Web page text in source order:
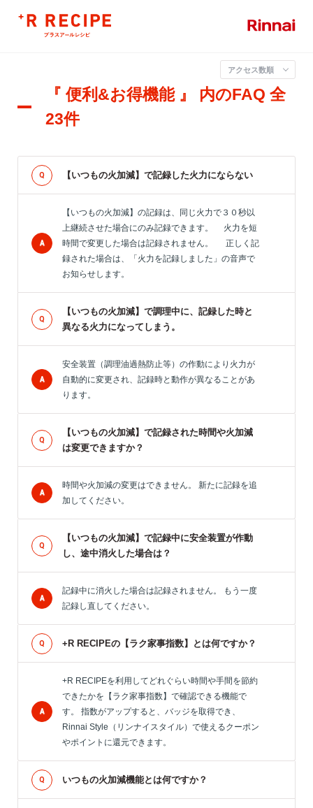
アクセス数順
『 便利&お得機能 』 内のFAQ 全
23件
【いつもの火加減】で記録した火力にならない
【いつもの火加減】の記録は、同じ火力で３０秒以
上継続させた場合にのみ記録できます。 火力を短
時間で変更した場合は記録されません。 正しく記
録された場合は、「火力を記録しました」の音声で
お知らせします。
【いつもの火加減】で調理中に、記録した時と
異なる火力になってしまう。
安全装置（調理油過熱防止等）の作動により火力が
自動的に変更され、記録時と動作が異なることがあ
ります。
【いつもの火加減】で記録された時間や火加減
は変更できますか？
時間や火加減の変更はできません。 新たに記録を追
加してください。
【いつもの火加減】で記録中に安全装置が作動
し、途中消火した場合は？
記録中に消火した場合は記録されません。 もう一度
記録し直してください。
+R RECIPEの【ラク家事指数】とは何ですか？
+R RECIPEを利用してどれぐらい時間や手間を節約
できたかを【ラク家事指数】で確認できる機能で
す。 指数がアップすると、バッジを取得でき、
Rinnai Style（リンナイスタイル）で使えるクーポン
やポイントに還元できます。
いつもの火加減機能とは何ですか？